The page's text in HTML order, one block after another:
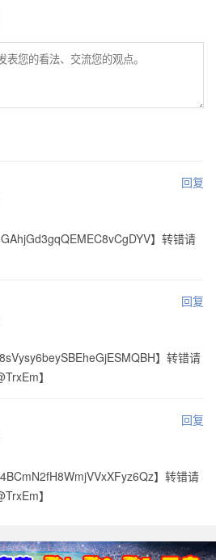
回复
】转错请
回复
】转错请
】
回复
】转错请
】